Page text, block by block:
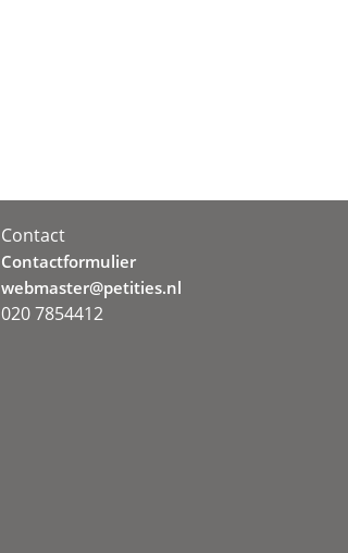
Contact
Contactformulier
webmaster@petities.nl
020 7854412